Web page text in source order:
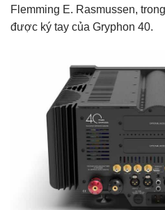
Flemming E. Rasmussen,
được ký tay của Gryphon 40.